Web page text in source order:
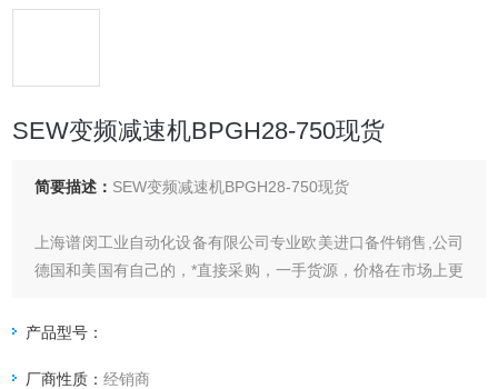
SEW变频减速机BPGH28-750现货
简要描述： SEW变频减速机BPGH28-750现货
上海谱闵工业自动化设备有限公司专业欧美进口备件销售,公司
德国和美国有自己的，*直接采购，一手货源，价格在市场上更
货给我们提供固定折扣，确保我们给客户惠的价格。
产品型号：
厂商性质：经销商